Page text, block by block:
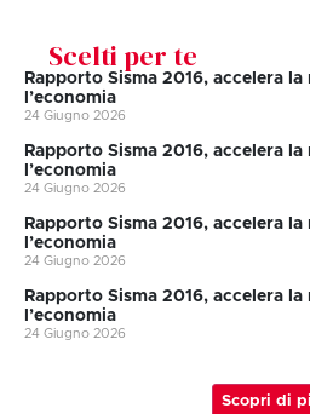
Scelti per te
Rapporto Sisma 2016, accelera
l’economia
24 Giugno 2026
Rapporto Sisma 2016, accelera
l’economia
24 Giugno 2026
Rapporto Sisma 2016, accelera
l’economia
24 Giugno 2026
Rapporto Sisma 2016, accelera
l’economia
24 Giugno 2026
Scopri di